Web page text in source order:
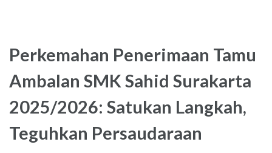
Perkemahan Penerimaan Tamu
Ambalan SMK Sahid Surakarta
2025/2026: Satukan Langkah,
Teguhkan Persaudaraan